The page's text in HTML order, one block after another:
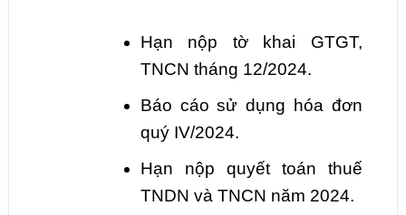
Hạn nộp tờ khai GTGT,
TNCN tháng 12/2024.
Báo cáo sử dụng hóa đơn
quý IV/2024.
Hạn nộp quyết toán thuế
TNDN và TNCN năm 2024.